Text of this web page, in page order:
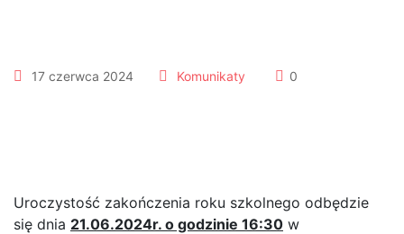
17 czerwca 2024 Komunikaty 0
Uroczystość zakończenia roku szkolnego odbędzie
się dnia 21.06.2024r. o godzinie 16:30 w